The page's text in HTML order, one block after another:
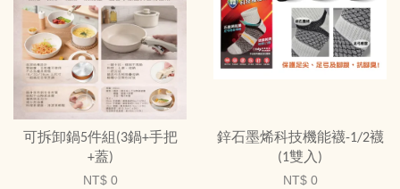
可拆卸鍋5件組(3鍋+手把
+蓋)
NT$ 0
鋅石墨烯科技機能襪-1/2襪
(1雙入)
NT$ 0